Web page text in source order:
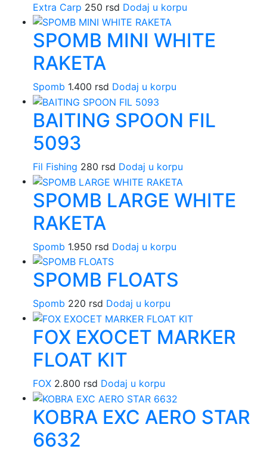
Extra Carp 250 rsd Dodaj u korpu
SPOMB MINI WHITE
RAKETA
Spomb 1.400 rsd Dodaj u korpu
BAITING SPOON FIL
5093
Fil Fishing 280 rsd Dodaj u korpu
SPOMB LARGE WHITE
RAKETA
Spomb 1.950 rsd Dodaj u korpu
SPOMB FLOATS
Spomb 220 rsd Dodaj u korpu
FOX EXOCET MARKER
FLOAT KIT
FOX 2.800 rsd Dodaj u korpu
KOBRA EXC AERO STAR
6632